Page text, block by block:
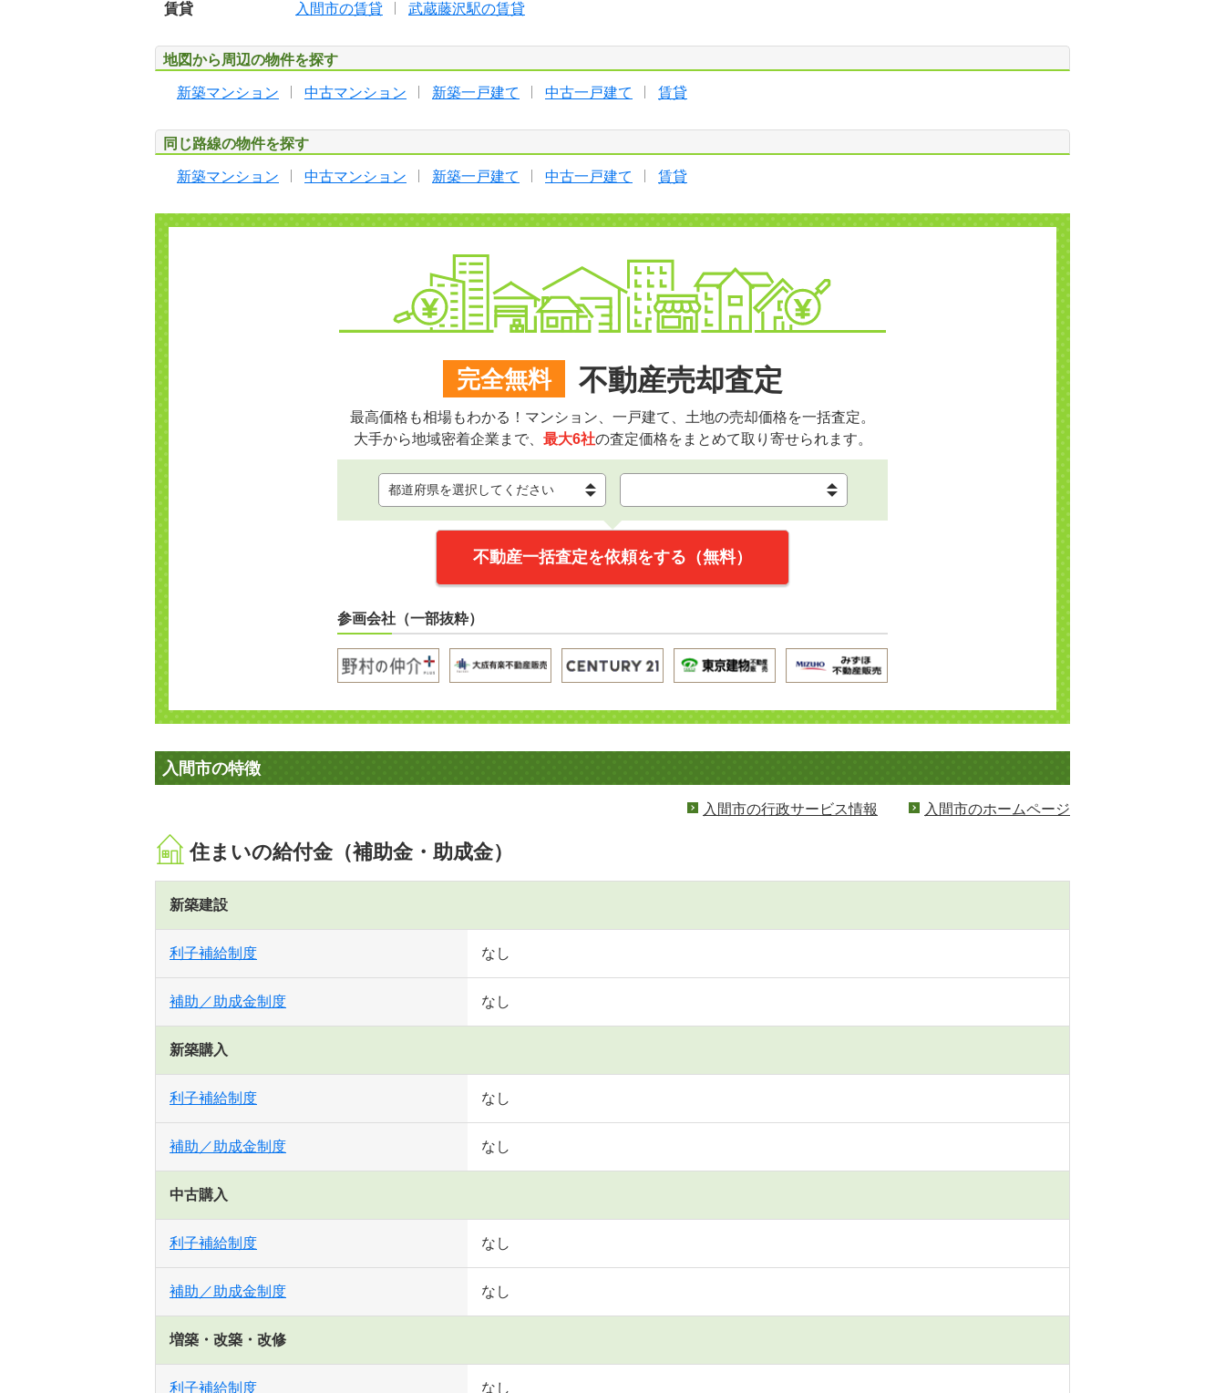
賃貸
入間市の賃貸 武蔵藤沢駅の賃貸
地図から周辺の物件を探す
新築マンション 中古マンション 新築一戸建て 中古一戸建て 賃貸
同じ路線の物件を探す
新築マンション 中古マンション 新築一戸建て 中古一戸建て 賃貸
完全無料 不動産売却査定
最高価格も相場もわかる！マンション、一戸建て、土地の売却価格を一括査定。
大手から地域密着企業まで、 最大6社の査定価格をまとめて取り寄せられます。
不動産一括査定を依頼をする（無料）
参画会社（一部抜粋）
入間市の特徴
入間市の行政サービス情報 入間市のホームページ
住まいの給付金（補助金・助成金）
新築建設
利子補給制度 なし
補助／助成金制度 なし
新築購入
利子補給制度 なし
補助／助成金制度 なし
中古購入
利子補給制度 なし
補助／助成金制度 なし
増築・改築・改修
利子補給制度 なし